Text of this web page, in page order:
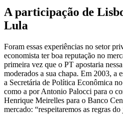
A participação de
Lula
Foram essas experiências no setor
economista ter boa reputação no
primeira vez que o PT apostaria
moderados a sua chapa. Em 2003, a
a Secretária de Política Econômica
como a por Antonio Palocci para o
Henrique Meirelles para o Banco
mercado: “respeitaremos as regras do